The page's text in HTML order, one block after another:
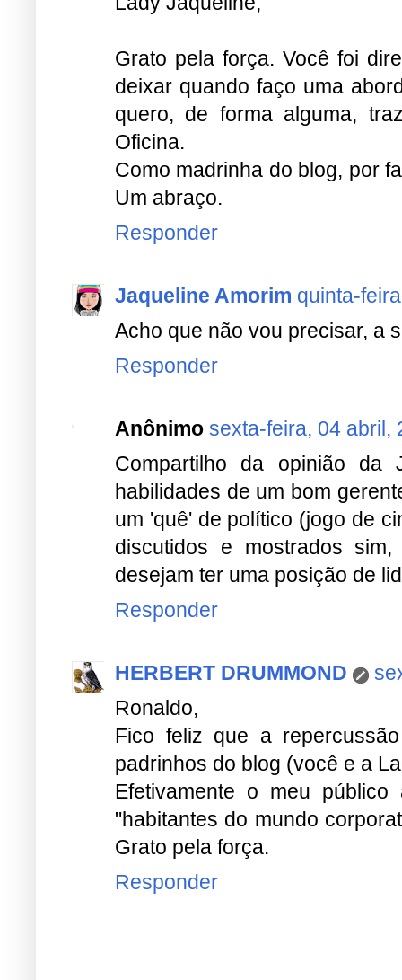
Grato pela força. Você foi
deixar quando faço uma
quero, de forma alguma,
Oficina.
Como madrinha do blog, por
Um abraço.
Responder
Jaqueline Amorim quinta-
Acho que não vou precisar, a
Responder
Anônimo sexta-feira, 04 abril,
Compartilho da opinião da
habilidades de um bom
um 'quê' de político (jogo de
discutidos e mostrados
desejam ter uma posição de
Responder
HERBERT DRUMMOND
Ronaldo,
Fico feliz que a
padrinhos do blog (você e a
Efetivamente o meu
"habitantes do mundo
Grato pela força.
Responder